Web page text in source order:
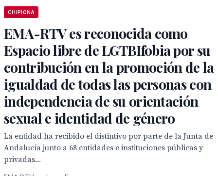
CHIPIONA
EMA-RTV es reconocida como
Espacio libre de LGTBIfobia por su
contribución en la promoción de la
igualdad de todas las personas con
independencia de su orientación
sexual e identidad de género
La entidad ha recibido el distintivo por parte de la Junta de
Andalucía junto a 68 entidades e instituciones públicas y
privadas...